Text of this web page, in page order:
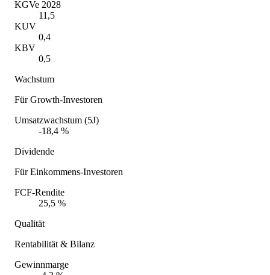
KGVe 2028
11,5
KUV
0,4
KBV
0,5
Wachstum
Für Growth-Investoren
Umsatzwachstum (5J)
-18,4 %
Dividende
Für Einkommens-Investoren
FCF-Rendite
25,5 %
Qualität
Rentabilität & Bilanz
Gewinnmarge